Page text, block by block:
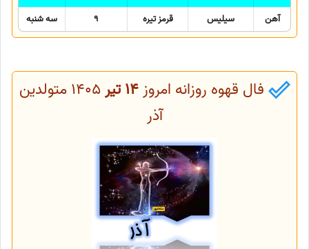
آهن
سیلیس قرمز تیره 9 سه شنبه
فال قهوه روزانه امروز14 تیر
1405 متولدین
آذر